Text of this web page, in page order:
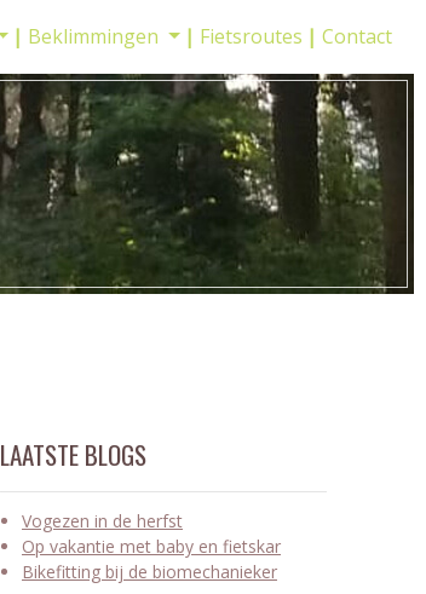
Beklimmingen Fietsroutes Contact
LAATSTE BLOGS
Vogezen in de herfst
Op vakantie met baby en fietskar
Bikefitting bij de biomechanieker